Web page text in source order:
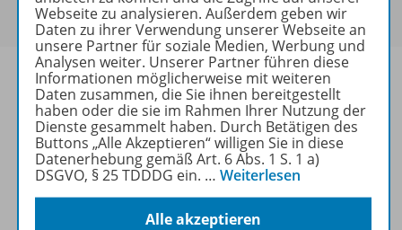
erworben werden.
Produktinformationen
Beschreibung
Webseite zu analysieren. Außerdem geben wir
Daten zu ihrer Verwendung unserer Webseite an
unsere Partner für soziale Medien, Werbung und
Analysen weiter. Unserer Partner führen diese
Informationen möglicherweise mit weiteren
Daten zusammen, die Sie ihnen bereitgestellt
haben oder die sie im Rahmen Ihrer Nutzung der
Dienste gesammelt haben. Durch Betätigen des
Buttons „Alle Akzeptieren“ willigen Sie in diese
Datenerhebung gemäß Art. 6 Abs. 1 S. 1 a)
DSGVO, § 25 TDDDG ein. … Weiterlesen
Alle akzeptieren